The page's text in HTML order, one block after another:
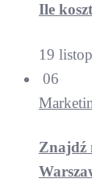
Ile
19
06
Znajdź